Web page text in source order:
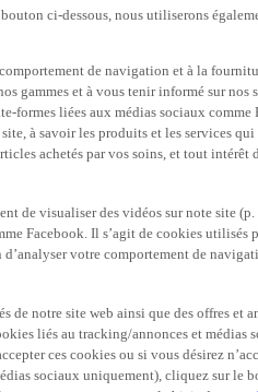
ci-dessous, nous utiliserons
de navigation et à la
gammes et à vous tenir informé sur nos
formes liées aux médias sociaux
à savoir les produits et les services
achetés par vos soins, et tout
de visualiser des vidéos sur note site
Facebook. Il s’agit de cookies utilisés
votre comportement de
notre site web ainsi que des offres et
liés au tracking/annonces et
ces cookies ou si vous désirez
sociaux uniquement), cliquez sur le